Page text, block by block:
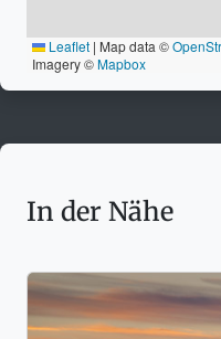
Leaflet | Map data ©
Imagery ©Mapbox
In der Nähe